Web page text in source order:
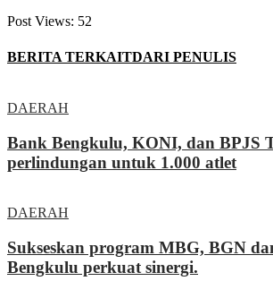
Post Views: 52
BERITA TERKAITDARI PENULIS
DAERAH
Bank Bengkulu, KONI, dan BPJS
perlindungan untuk 1.000 atlet
DAERAH
Sukseskan program MBG, BGN
Bengkulu perkuat sinergi.